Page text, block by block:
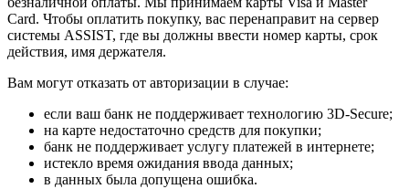
Card. Чтобы оплатить покупку, вас перенаправит на сервер
системы ASSIST, где вы должны ввести номер карты, срок
действия, имя держателя.
Вам могут отказать от авторизации в случае:
если ваш банк не поддерживает технологию 3D-Secure;
на карте недостаточно средств для покупки;
банк не поддерживает услугу платежей в интернете;
истекло время ожидания ввода данных;
в данных была допущена ошибка.